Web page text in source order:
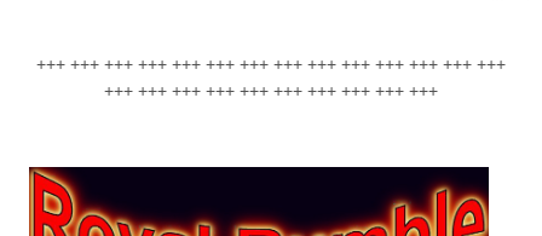
+++ +++ +++ +++ +++ +++ +++ +++ +++ +++ +++ +++ +++ +++
+++ +++ +++ +++ +++ +++ +++ +++ +++ +++